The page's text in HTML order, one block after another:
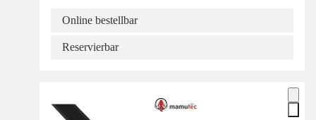
Online bestellbar
Reservierbar